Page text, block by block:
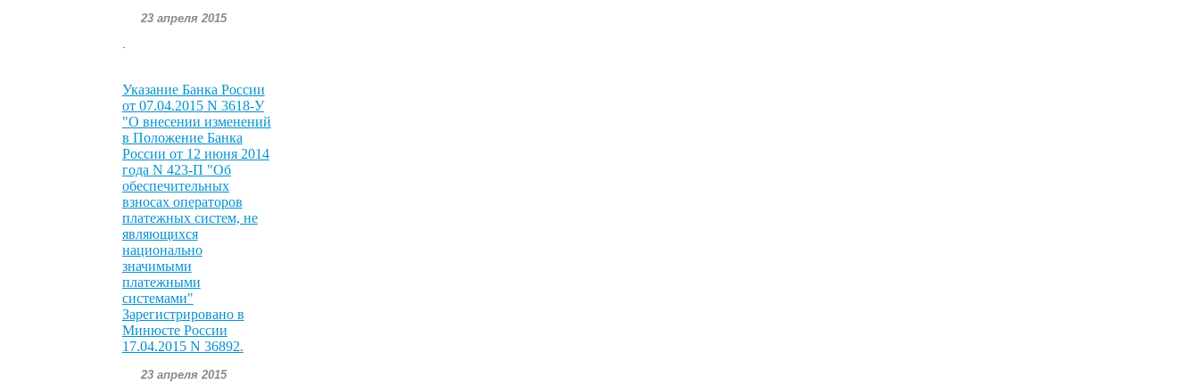
23 апреля 2015
.
Указание Банка России
от 07.04.2015 N 3618-У
"О внесении изменений
в Положение Банка
России от 12 июня 2014
года N 423-П "Об
обеспечительных
взносах операторов
платежных систем, не
являющихся
национально
значимыми
платежными
системами"
Зарегистрировано в
Минюсте России
17.04.2015 N 36892.
23 апреля 2015